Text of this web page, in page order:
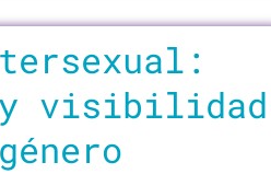
y visibilidad